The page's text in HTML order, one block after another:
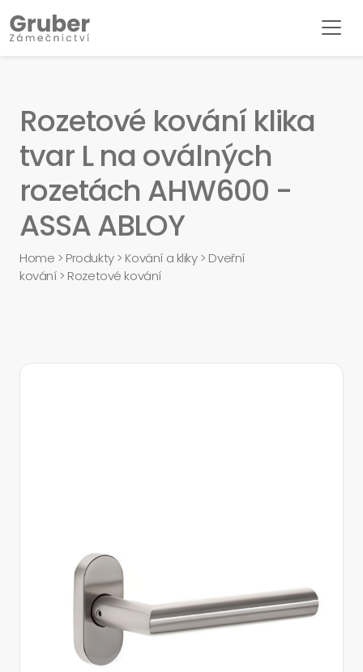
Rozetové kování klika
tvar L na oválných
rozetách AHW600 -
ASSA ABLOY
Home > Produkty> Kování a kliky> Dveřní
kování> Rozetové kování